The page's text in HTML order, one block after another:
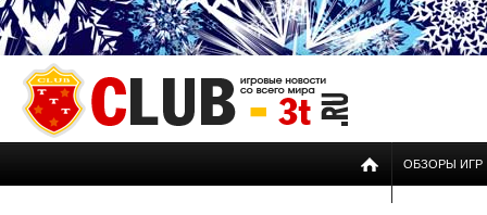
ОБЗОРЫ ИГР